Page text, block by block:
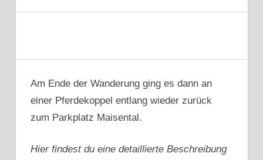
Am Ende der Wanderung ging es dann an
einer Pferdekoppel entlang wieder zurück
zum Parkplatz Maisental.
Hier findest du eine detaillierte Beschreibung